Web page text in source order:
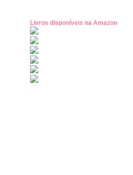
Livros disponíveis na Amazon